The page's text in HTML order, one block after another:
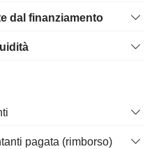
dal finanziamento
pagata (rimborso)